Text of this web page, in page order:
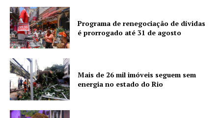
Programa de renegociação de dívidas
é prorrogado até 31 de agosto
Mais de 26 mil imóveis seguem sem
energia no estado do Rio